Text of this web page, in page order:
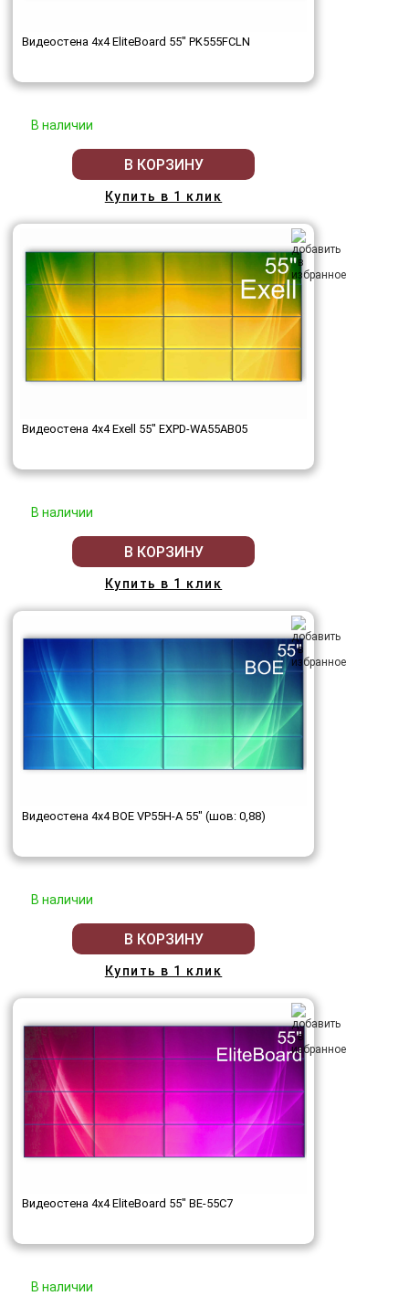
Видеостена 4x4 EliteBoard 55" PK555FCLN
В наличии
В КОРЗИНУ
Купить в 1 клик
Видеостена 4x4 Exell 55" EXPD-WA55AB05
В наличии
В КОРЗИНУ
Купить в 1 клик
Видеостена 4x4 BOE VP55H-A 55" (шов: 0,88)
В наличии
В КОРЗИНУ
Купить в 1 клик
Видеостена 4x4 EliteBoard 55" BE-55C7
В наличии